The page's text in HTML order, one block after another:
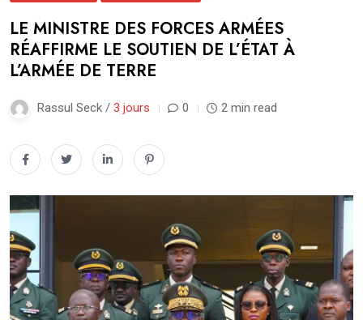
LE MINISTRE DES FORCES ARMÉES
RÉAFFIRME LE SOUTIEN DE L’ÉTAT À
L’ARMÉE DE TERRE
Rassul Seck / 3 jours 0 2 min read